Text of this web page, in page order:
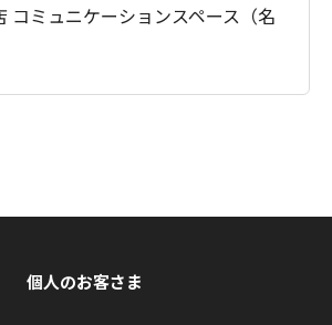
コミュニケーションスペース（名
個人のお客さま